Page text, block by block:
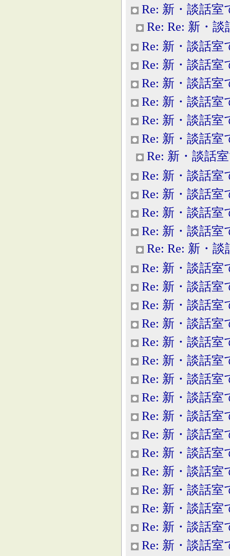
Re: 新・談話室
Re: Re: 新・
Re: 新・談話室
Re: 新・談話室
Re: 新・談話室
Re: 新・談話室
Re: 新・談話室
Re: 新・談話室
Re: 新・談話
Re: 新・談話室
Re: 新・談話室
Re: 新・談話室
Re: 新・談話室
Re: Re: 新・
Re: 新・談話室
Re: 新・談話室
Re: 新・談話室
Re: 新・談話室
Re: 新・談話室
Re: 新・談話室
Re: 新・談話室
Re: 新・談話室
Re: 新・談話室
Re: 新・談話室
Re: 新・談話室
Re: 新・談話室
Re: 新・談話室
Re: 新・談話室
Re: 新・談話室
Re: 新・談話室